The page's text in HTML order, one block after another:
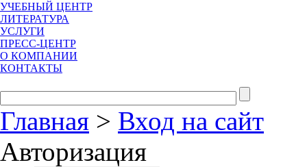
УЧЕБНЫЙ ЦЕНТР
ЛИТЕРАТУРА
УСЛУГИ
ПРЕСС-ЦЕНТР
О КОМПАНИИ
КОНТАКТЫ
Главная > Вход на сайт
Авторизация